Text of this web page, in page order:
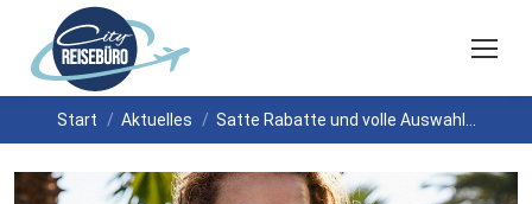
Sie befinden sich hier:
Start Aktuelles Satte Rabatte und volle Auswahl…